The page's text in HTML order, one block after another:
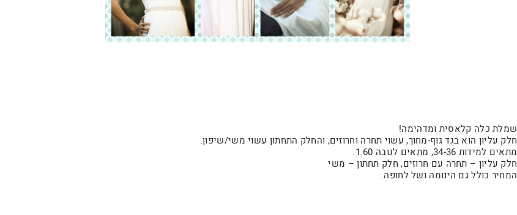
שמלת כלה קלאסית ומדהימה!
חלק עליון הוא בגד גוף-מחוך, עשוי תחרה וחרוזים, והחלק התחתון עשוי משי/שיפון.
מתאים למידות 34-36, מתאים לגובה 1.60.
חלק עליון – תחרה עם חרוזים, חלק תחתון – משי
המחיר כולל גם הינומה ושל לחופה.